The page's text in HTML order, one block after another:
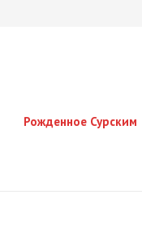
Рожденное Сурским